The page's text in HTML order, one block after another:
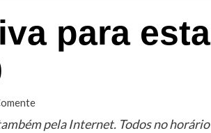
para esta
pela Internet. Todos no horário